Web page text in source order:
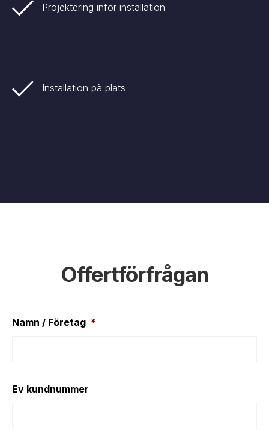
Projektering inför installation
Installation på plats
Offertförfrågan
Namn / Företag *
Ev kundnummer